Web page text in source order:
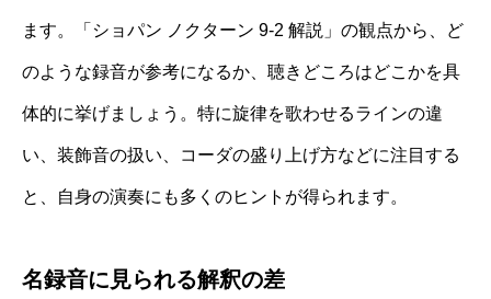
ます。「ショパン ノクターン 9-2 解説」の観点から、ど
のような録音が参考になるか、聴きどころはどこかを具
体的に挙げましょう。特に旋律を歌わせるラインの違
い、装飾音の扱い、コーダの盛り上げ方などに注目する
と、自身の演奏にも多くのヒントが得られます。
名録音に見られる解釈の差